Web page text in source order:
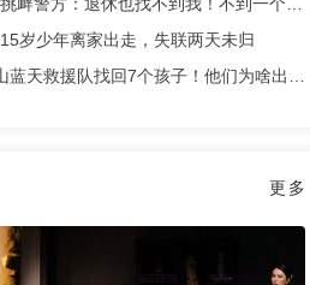
岁少年离家出走，失联两天未归
更多